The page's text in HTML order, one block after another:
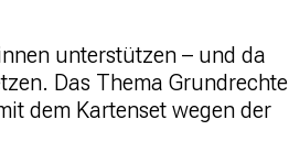
unterstützen – und da
Das Thema Grundrechte
dem Kartenset wegen der